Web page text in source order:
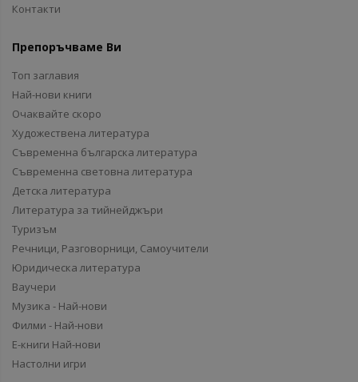
Контакти
Препоръчваме Ви
Топ заглавия
Най-нови книги
Очаквайте скоро
Художествена литература
Съвременна българска литература
Съвременна световна литература
Детска литература
Литература за тийнейджъри
Туризъм
Речници, Разговорници, Самоучители
Юридическа литература
Ваучери
Музика - Най-нови
Филми - Най-нови
Е-книги Най-нови
Настолни игри